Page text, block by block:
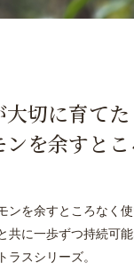
切に育てた
ンを余すと
ンを余すところなく
共に一歩ずつ持続可
ラスシリーズ。